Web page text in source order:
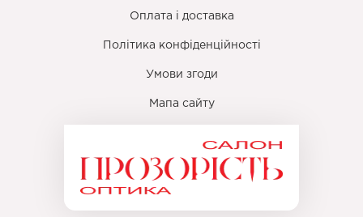
Оплата і доставка
Політика конфіденційності
Умови згоди
Мапа сайту